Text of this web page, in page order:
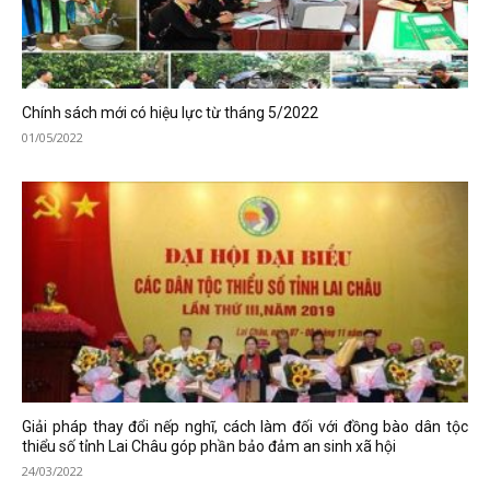
Chính sách mới có hiệu lực từ tháng 5/2022
01/05/2022
Giải pháp thay đổi nếp nghĩ, cách làm đối với đồng bào dân tộc
thiểu số tỉnh Lai Châu góp phần bảo đảm an sinh xã hội
24/03/2022